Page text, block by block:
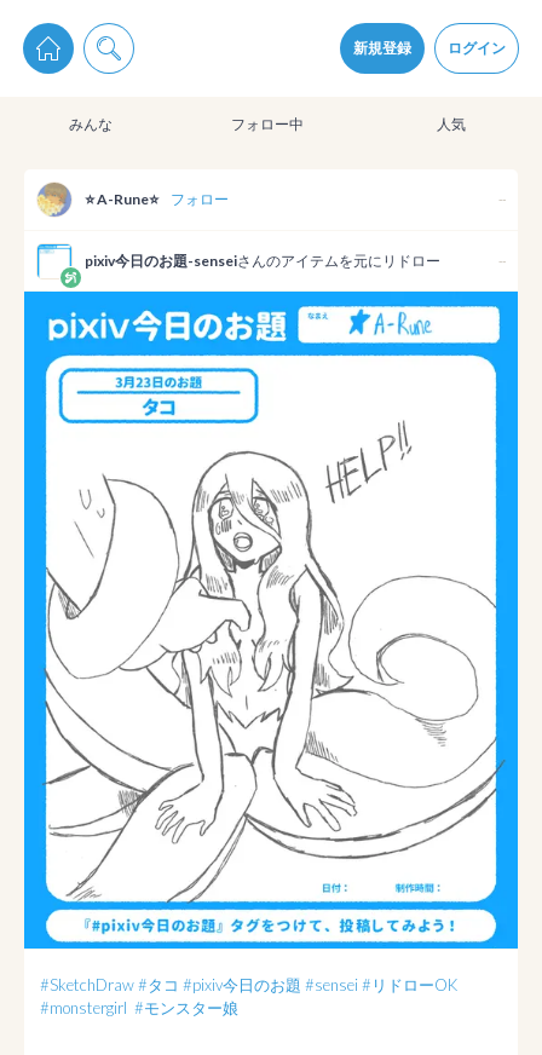
新規登録 ログイン
pixiv Sketchは2024年5月28日付で プライパシーポリシーを改定しました。
通知を受け取るにはここをクリックします
pixiv Sketchアプリでさらに快適に！
みんな フォロー中 人気
⭐ A-Rune⭐ フォロー --
pixiv今日のお題-senseiさんのアイテムを元にリドロー --
#SketchDraw#タコ #pixiv今日のお題 #sensei #リドローOK
#monstergirl #モンスター娘